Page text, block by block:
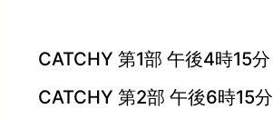
CATCHY 第1部 午後4時15分
CATCHY 第2部 午後6時15分